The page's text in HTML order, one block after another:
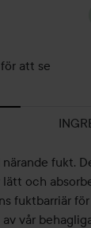
att se
fukt.
och
fuktbarriär
vår